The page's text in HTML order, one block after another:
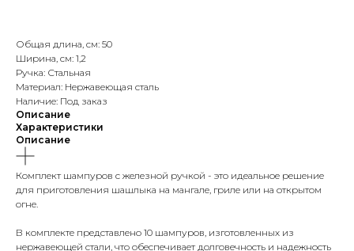
Общая длина, см: 50
Ширина, см: 1,2
Ручка: Стальная
Материал: Нержавеющая сталь
Наличие: Под заказ
Описание
Характеристики
Описание
Комплект шампуров с железной ручкой - это идеальное решение
для приготовления шашлыка на мангале, гриле или на открытом
огне.
В комплекте представлено 10 шампуров, изготовленных из
нержавеющей стали, что обеспечивает долговечность и надежность